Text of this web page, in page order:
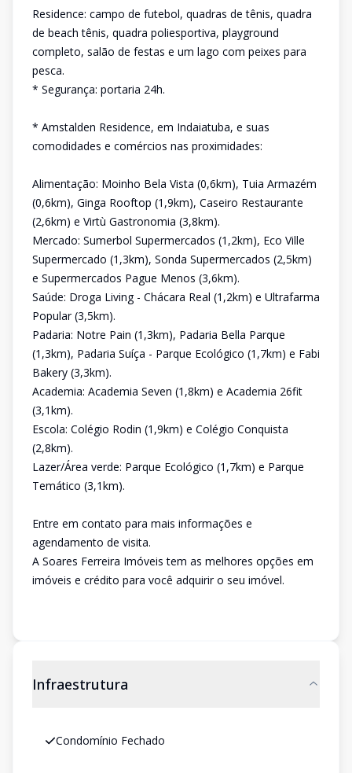
Residence: campo de futebol, quadras de tênis, quadra
de beach tênis, quadra poliesportiva, playground
completo, salão de festas e um lago com peixes para
pesca.
* Segurança: portaria 24h.
* Amstalden Residence, em Indaiatuba, e suas
comodidades e comércios nas proximidades:
Alimentação: Moinho Bela Vista (0,6km), Tuia Armazém
(0,6km), Ginga Rooftop (1,9km), Caseiro Restaurante
(2,6km) e Virtù Gastronomia (3,8km).
Mercado: Sumerbol Supermercados (1,2km), Eco Ville
Supermercado (1,3km), Sonda Supermercados (2,5km)
e Supermercados Pague Menos (3,6km).
Saúde: Droga Living - Chácara Real (1,2km) e Ultrafarma
Popular (3,5km).
Padaria: Notre Pain (1,3km), Padaria Bella Parque
(1,3km), Padaria Suíça - Parque Ecológico (1,7km) e Fabi
Bakery (3,3km).
Academia: Academia Seven (1,8km) e Academia 26fit
(3,1km).
Escola: Colégio Rodin (1,9km) e Colégio Conquista
(2,8km).
Lazer/Área verde: Parque Ecológico (1,7km) e Parque
Temático (3,1km).
Entre em contato para mais informações e
agendamento de visita.
A Soares Ferreira Imóveis tem as melhores opções em
imóveis e crédito para você adquirir o seu imóvel.
Infraestrutura
Condomínio Fechado